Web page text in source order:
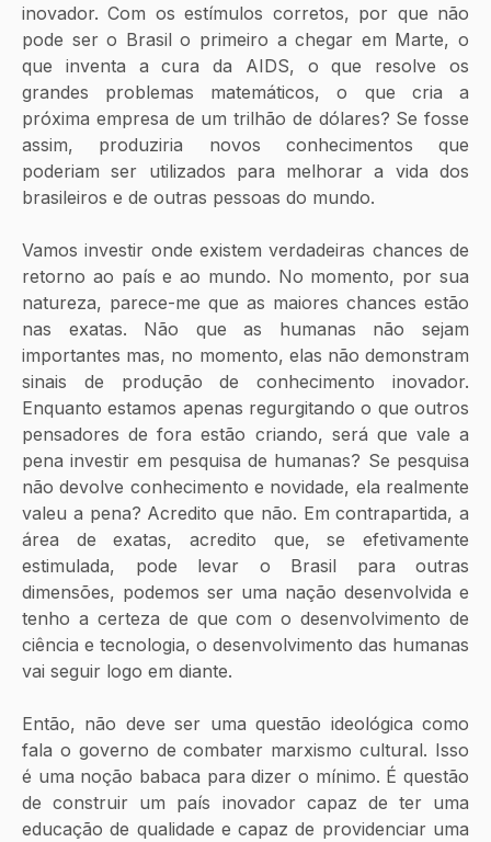
inovador. Com os estímulos corretos, por que não
pode ser o Brasil o primeiro a chegar em Marte, o
que inventa a cura da AIDS, o que resolve os
grandes problemas matemáticos, o que cria a
próxima empresa de um trilhão de dólares? Se fosse
assim, produziria novos conhecimentos que
poderiam ser utilizados para melhorar a vida dos
brasileiros e de outras pessoas do mundo.
Vamos investir onde existem verdadeiras chances de
retorno ao país e ao mundo. No momento, por sua
natureza, parece-me que as maiores chances estão
nas exatas. Não que as humanas não sejam
importantes mas, no momento, elas não demonstram
sinais de produção de conhecimento inovador.
Enquanto estamos apenas regurgitando o que outros
pensadores de fora estão criando, será que vale a
pena investir em pesquisa de humanas? Se pesquisa
não devolve conhecimento e novidade, ela realmente
valeu a pena? Acredito que não. Em contrapartida, a
área de exatas, acredito que, se efetivamente
estimulada, pode levar o Brasil para outras
dimensões, podemos ser uma nação desenvolvida e
tenho a certeza de que com o desenvolvimento de
ciência e tecnologia, o desenvolvimento das humanas
vai seguir logo em diante.
Então, não deve ser uma questão ideológica como
fala o governo de combater marxismo cultural. Isso
é uma noção babaca para dizer o mínimo. É questão
de construir um país inovador capaz de ter uma
educação de qualidade e capaz de providenciar uma